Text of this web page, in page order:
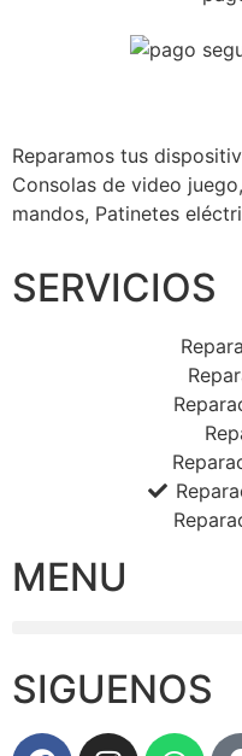
Reparamos tus
Consolas de video
mandos, Patinetes
SERVICIOS
MENU
SIGUENOS